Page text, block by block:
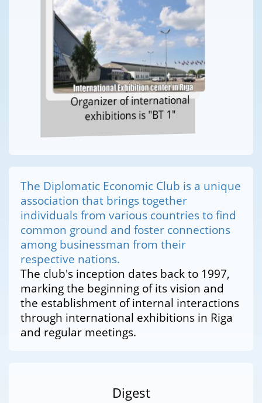
Organizer of international
exhibitions is "BT 1"
The Diplomatic Economic Club is a unique
association that brings together
individuals from various countries to find
common ground and foster connections
among businessman from their
respective nations.
The club's inception dates back to 1997,
marking the beginning of its vision and
the establishment of internal interactions
through international exhibitions in Riga
and regular meetings.
Digest